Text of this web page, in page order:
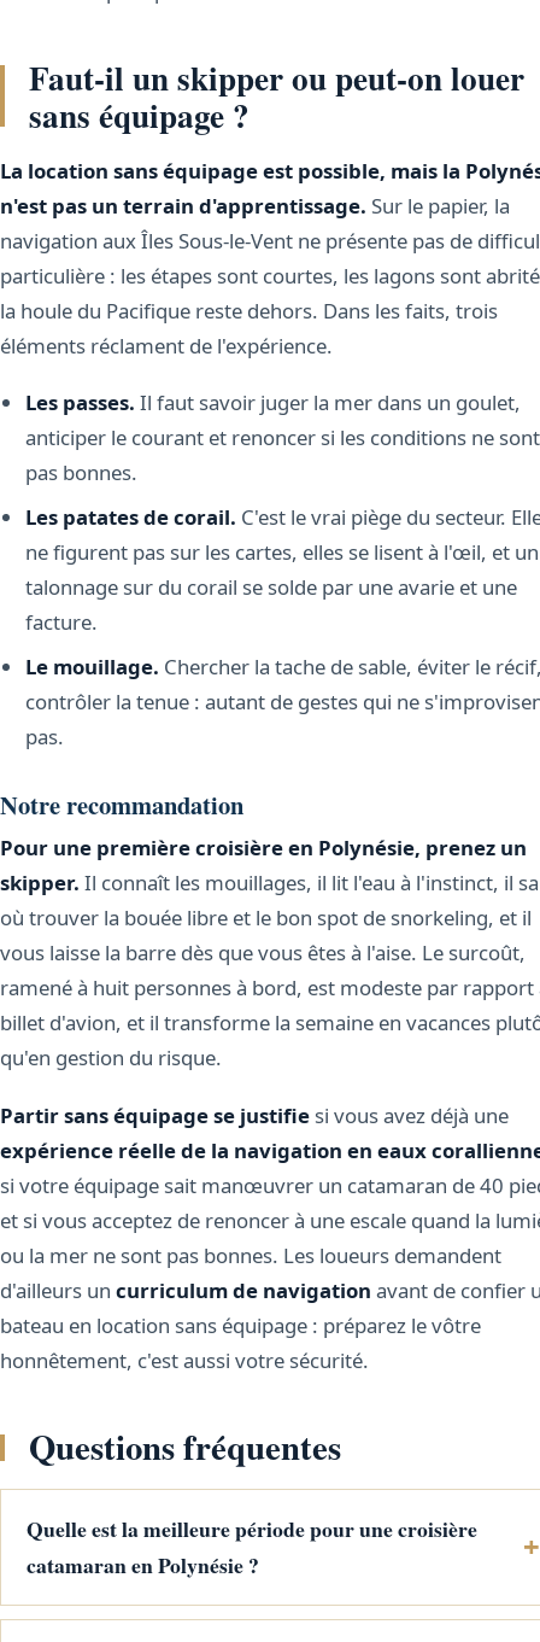
Faut-il un skipper ou peut-on louer
sans équipage ?
La location sans équipage est possible, mais la
n'est pas un terrain d'apprentissage. Sur le papier, la
navigation aux Îles Sous-le-Vent ne présente pas de
particulière : les étapes sont courtes, les lagons sont
la houle du Pacifique reste dehors. Dans les faits, trois
éléments réclament de l'expérience.
Les passes. Il faut savoir juger la mer dans un goulet,
anticiper le courant et renoncer si les conditions ne sont
pas bonnes.
Les patates de corail. C'est le vrai piège du secteur.
ne figurent pas sur les cartes, elles se lisent à l'œil, et un
talonnage sur du corail se solde par une avarie et une
facture.
Le mouillage. Chercher la tache de sable, éviter le
contrôler la tenue : autant de gestes qui ne
pas.
Notre recommandation
Pour une première croisière en Polynésie, prenez un
skipper. Il connaît les mouillages, il lit l'eau à l'instinct, il
où trouver la bouée libre et le bon spot de snorkeling, et il
vous laisse la barre dès que vous êtes à l'aise. Le surcoût,
ramené à huit personnes à bord, est modeste par rapport
billet d'avion, et il transforme la semaine en vacances
qu'en gestion du risque.
Partir sans équipage se justifie si vous avez déjà une
expérience réelle de la navigation en eaux
si votre équipage sait manœuvrer un catamaran de 40
et si vous acceptez de renoncer à une escale quand la
ou la mer ne sont pas bonnes. Les loueurs demandent
d'ailleurs un curriculum de navigation avant de confier
bateau en location sans équipage : préparez le vôtre
honnêtement, c'est aussi votre sécurité.
Questions fréquentes
Quelle est la meilleure période pour une croisière
catamaran en Polynésie ?